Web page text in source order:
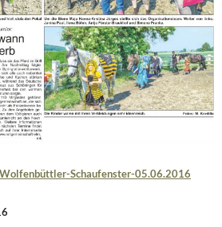
Schaufenster-05.06.2016